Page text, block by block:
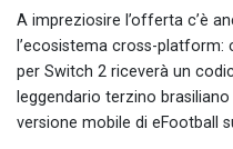
A impreziosire l’offerta c’è
l’ecosistema cross-platform:
per Switch 2 riceverà un
leggendario terzino brasiliano
versione mobile di eFootball